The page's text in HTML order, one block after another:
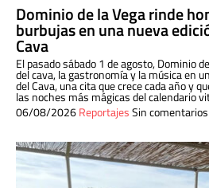
Dominio de la Vega rinde
burbujas en una nueva
Cava
El pasado sábado 1 de agosto, Dominio
del cava, la gastronomía y la música en
del Cava, una cita que crece cada año y
las noches más mágicas del calendario
06/08/2026ReportajesSin comentarios